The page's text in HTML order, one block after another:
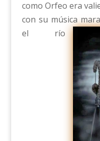
como Orfeo era
con su música
el río